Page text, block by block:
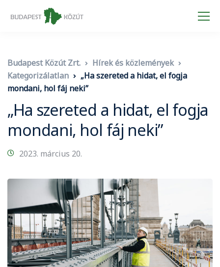
Budapest Közút Zrt.
Hírek és közlemények
Kategorizálatlan
„Ha szereted a hidat, el fogja
mondani, hol fáj neki”
„Ha szereted a hidat, el fogja
mondani, hol fáj neki”
2023. március 20.